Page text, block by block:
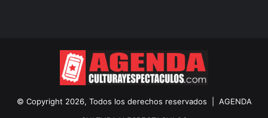
© Copyright 2026, Todos los derechos reservados | AGENDA